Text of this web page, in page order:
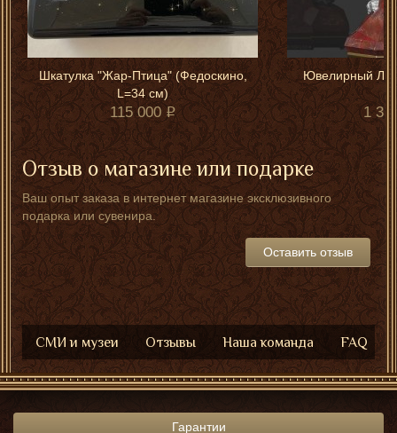
Шкатулка "Жар-Птица" (Федоскино,
L=34 см)
115 000
Ювелирный
1
Отзыв о магазине или подарке
Ваш опыт заказа в интернет магазине эксклюзивного
подарка или сувенира.
Оставить отзыв
СМИ и музеи Отзывы Наша команда FAQ
Гарантии